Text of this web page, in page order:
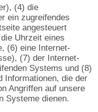
(4) die
ein zugreifendes
angesteuert
Uhrzeit eines
(6) eine Internet-
(7) der Internet-
Systems und (8)
Informationen, die der
Angriffen auf unsere
Systeme dienen.